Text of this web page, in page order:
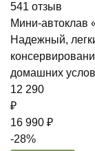
541 отзыв
Мини-автоклав
Надежный,
домашних
12 290
₽
16 990 ₽
-28%